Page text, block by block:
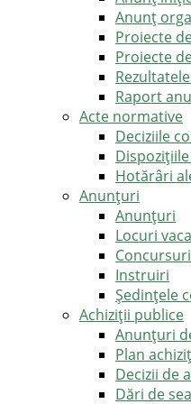
Anunț
Proiecte
Proiecte
Raport
Acte normative
Deciziile
Hotărâri
Anunţuri
Anunţuri
Locuri
Instruiri
Şedinţele
Achiziții publice
Anunțuri
Plan
Decizii de
Dări de